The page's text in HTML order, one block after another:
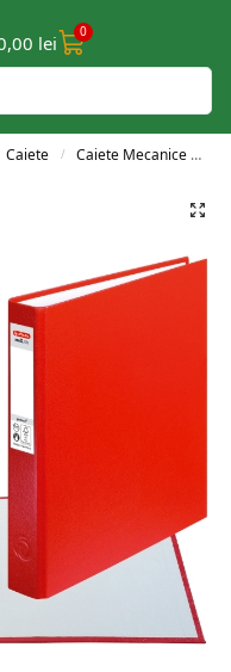
lei 0
Caiete / Caiete Mecanice